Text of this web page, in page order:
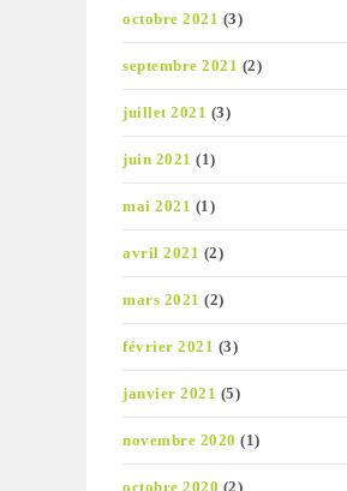
octobre 2021 (3)
septembre 2021 (2)
juillet 2021 (3)
juin 2021 (1)
mai 2021 (1)
avril 2021 (2)
mars 2021 (2)
février 2021 (3)
janvier 2021 (5)
novembre 2020 (1)
octobre 2020 (2)